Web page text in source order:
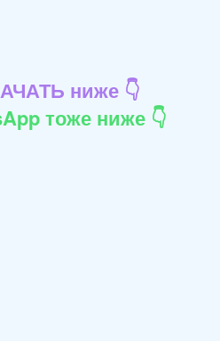
ниже 👇
тоже ниже 👇